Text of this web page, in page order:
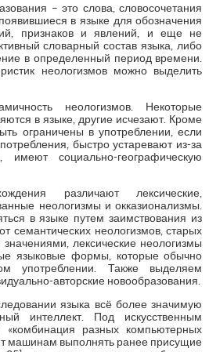
– это слова, словосочетания
в языке для обозначения
признаков и явлений, и еще не
словарный состав языка, либо
в определенный период времени.
неологизмов можно выделить
неологизмов. Некоторые
в языке, другие исчезают. Кроме
ограничены в употреблении, если
быстро устаревают из-за
социально-географическую
различают лексические,
неологизмы и окказионализмы.
в языке путем заимствования из
семантических неологизмов, старых
лексические неологизмы
языковые формы, которые обычно
употреблении. Также выделяем
авторские новообразования.
языка всё более значимую
интеллект. Под искусственным
«комбинация разных компьютерных
машинам выполнять ранее присущие